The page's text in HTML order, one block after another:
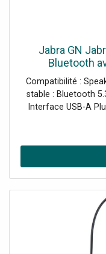
Couleur: Noir, Poids:
USB,
Dimensions:
Jabra GN
Bluetooth
certification
une
Compatibilité :
stable : Bluetooth
Interface USB-A